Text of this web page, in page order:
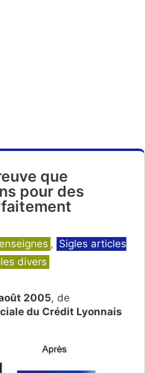
que
pour des
, Sigles articles
divers
2005, de
du Crédit Lyonnais